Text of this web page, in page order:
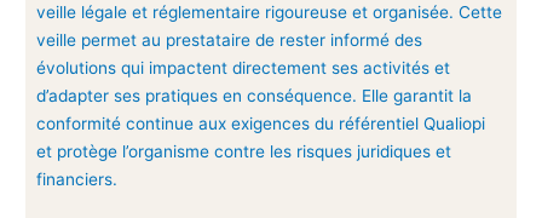
veille légale et réglementaire rigoureuse et organisée. Cette
veille permet au prestataire de rester informé des
évolutions qui impactent directement ses activités et
d’adapter ses pratiques en conséquence. Elle garantit la
conformité continue aux exigences du référentiel Qualiopi
et protège l’organisme contre les risques juridiques et
financiers.